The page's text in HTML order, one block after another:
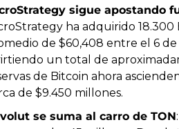
sigue apostando
ha adquirido 18.300
de $60,408 entre el 6
un total de
de Bitcoin ahora
de $9.450 millones.
se suma al carro de TON